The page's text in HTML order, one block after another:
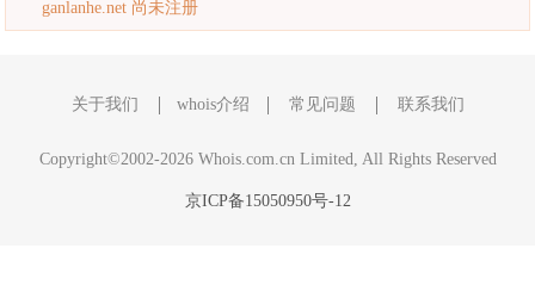
ganlanhe.net 尚未注册
关于我们 whois介绍 常见问题 联系我们
Copyright©2002-2026 Whois.com.cn Limited, All Rights Reserved
京ICP备15050950号-12